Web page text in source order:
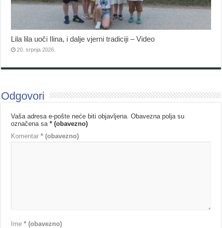
Lila lila uoči Ilina, i dalje vjerni tradiciji – Video
20. srpnja 2026.
Odgovori
Vaša adresa e-pošte neće biti objavljena. Obavezna polja su
označena sa* (obavezno)
Komentar* (obavezno)
Ime* (obavezno)